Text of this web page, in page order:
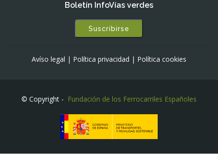
Boletín InfoVías verdes
Suscribirse
Avíso legal | Política privacidad | Política cookies
© Copyright - Fundación de los Ferrocarriles Españoles